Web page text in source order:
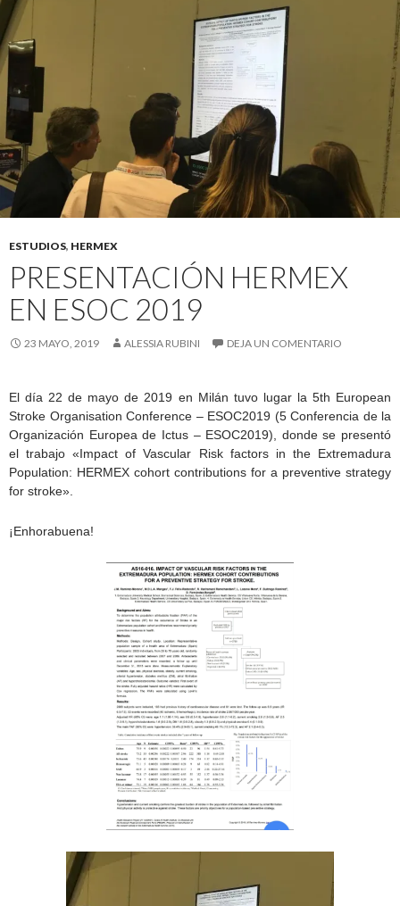
ESTUDIOS, HERMEX
PRESENTACIÓN HERMEX
EN ESOC 2019
23 MAYO, 2019 ALESSIA RUBINI DEJA UN COMENTARIO
El día 22 de mayo de 2019 en Milán tuvo lugar la 5th European
Stroke Organisation Conference – ESOC2019 (5 Conferencia de la
Organización Europea de Ictus – ESOC2019), donde se presentó
el trabajo «Impact of Vascular Risk factors in the Extremadura
Population: HERMEX cohort contributions for a preventive strategy
for stroke».
¡Enhorabuena!